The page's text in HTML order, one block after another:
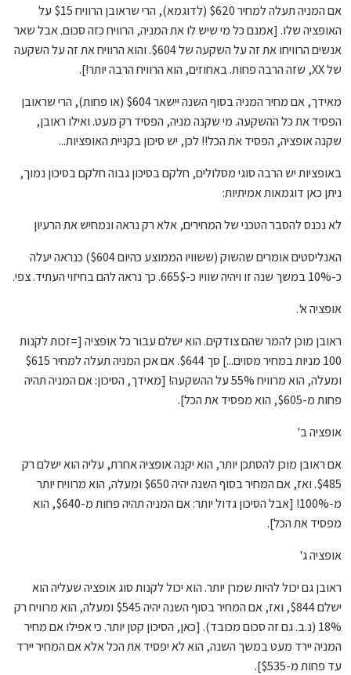
אם המניה תעלה למחיר $620 (לדוגמא), הרי שראובן הרוויח $15 על
האופציה שלו. [אמנם כל מי שיש לו את המניה, הרוויח כזה סכום. אבל שאר
אנשים הרוויחו את זה על השקעה של $604. והוא הרוויח את זה על השקעה
של XX, שזה הרבה פחות. באחוזים, הוא הרוויח הרבה יותר!].
מאידך, אם מחיר המניה בסוף השנה יישאר $604 (או פחות), הרי שראובן
הפסיד את כל ההשקעה. מי שקנה מניה, הפסיד רק מעט. ואילו ראובן,
שקנה אופציה, הפסיד את הכל!! לכן, יש סיכון בקניית האופציות...
באופציות יש הרבה סוגי מסלולים, חלקם בסיכון גבוה חלקם בסיכון נמוך,
ניתן כאן דוגמאות אמיתיות:
לא נכנס להסבר הטכני של המחירים, אלא רק נראה ונמחיש את הרעיון
האנליסטים אומרים שהשוק (ששוויו הממוצע כהיום $604) כנראה יעלה
כ-10% במשך שנה זו ויהיה שוויו כ-665$. כך נראה להם בחיזוי העתיד. צפי.
אופציה א'.
ראובן מוכן להמר שהם צודקים. הוא ישלם עבור כל אופציה [=זכות לקנות
100 מניות במחיר מסוים...] סך $644. אם אכן המניה תעלה למחיר $615
ומעלה, הוא מרוויח 55% על ההשקעה! [מאידך, הסיכון: אם המניה תהיה
פחות מ-$605, הוא מפסיד את הכל].
אופציה ב'
אם ראובן מוכן להסתכן יותר, הוא יקנה אופציה אחרת, עליה הוא ישלם רק
$485. ואז, אם המחיר בסוף השנה יהיה $650 ומעלה, הוא מרוויח יותר
מ-100%! [אבל הסיכון גדול יותר: אם המניה תהיה פחות מ-$640, הוא
מפסיד את הכל].
אופציה ג'
ראובן גם יכול להיות שמרן יותר. הוא יכול לקנות סוג אופציה שעליה הוא
ישלם $844, ואז, אם המחיר בסוף השנה יהיה $545 ומעלה, הוא מרוויח רק
18% (נ.ב. גם זה סכום מכובד). [כאן, הסיכון קטן יותר. כי אפילו אם מחיר
המניה יירד מעט במשך השנה, הוא לא יפסיד את הכל אלא אם המחיר יירד
עד פחות מ-$535].